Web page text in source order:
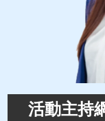
活動主持